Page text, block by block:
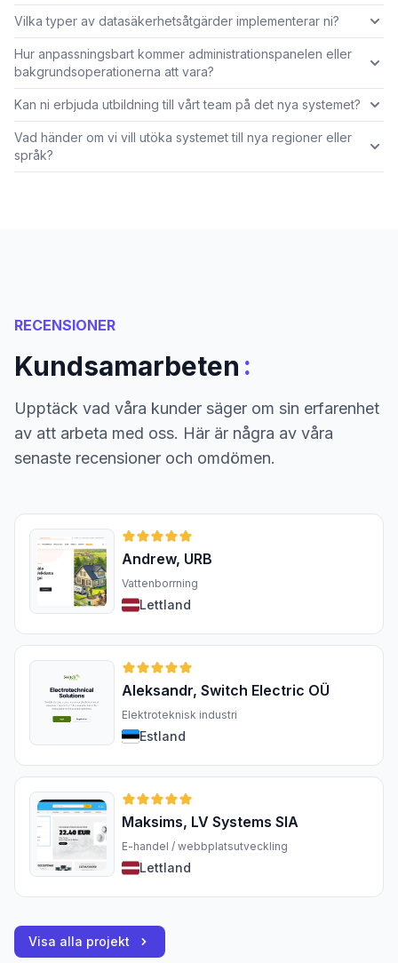
Vilka typer av datasäkerhetsåtgärder implementerar ni?
Hur anpassningsbart kommer administrationspanelen eller
bakgrundsoperationerna att vara?
Kan ni erbjuda utbildning till vårt team på det nya systemet?
Vad händer om vi vill utöka systemet till nya regioner eller
språk?
RECENSIONER
Kundsamarbeten :
Upptäck vad våra kunder säger om sin erfarenhet
av att arbeta med oss. Här är några av våra
senaste recensioner och omdömen.
Andrew, URB
Vattenborrning
Lettland
Aleksandr, Switch Electric OÜ
Elektroteknisk industri
Estland
Maksims, LV Systems SIA
E-handel / webbplatsutveckling
Lettland
Visa alla projekt